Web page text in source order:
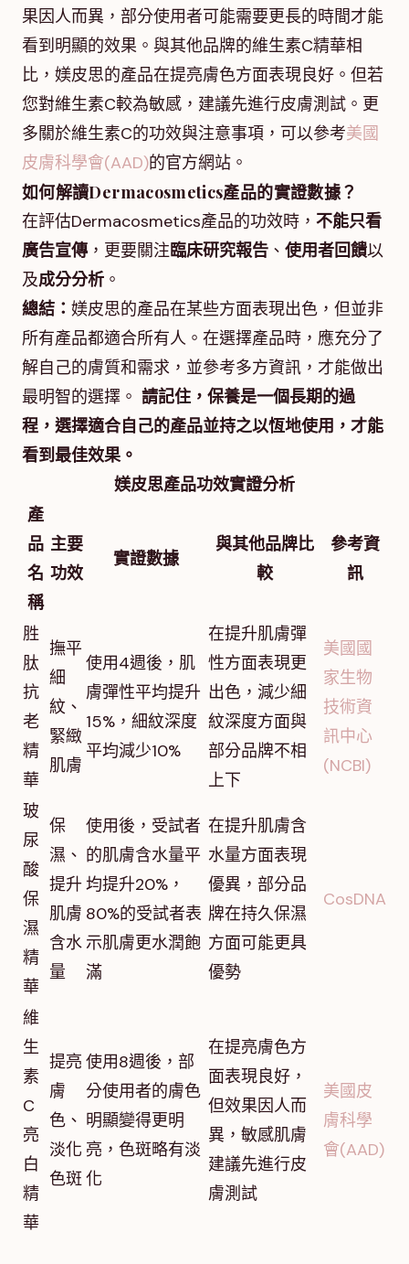
果因人而異，部分使用者可能需要更長的時間才能
看到明顯的效果。與其他品牌的維生素C精華相
比，媄皮思的產品在提亮膚色方面表現良好。但若
您對維生素C較為敏感，建議先進行皮膚測試。更
多關於維生素C的功效與注意事項，可以參考美國
皮膚科學會(AAD)的官方網站。
如何解讀Dermacosmetics產品的實證數據？
在評估Dermacosmetics產品的功效時， 不能只看
廣告宣傳 ，更要關注臨床研究報告 、 使用者回饋以
及成分分析 。
總結： 媄皮思的產品在某些方面表現出色，但並非
所有產品都適合所有人。在選擇產品時，應充分了
解自己的膚質和需求，並參考多方資訊，才能做出
最明智的選擇。 請記住，保養是一個長期的過
程，選擇適合自己的產品並持之以恆地使用，才能
看到最佳效果。
媄皮思產品功效實證分析
產
品
名
稱
主要
功效
實證數據
與其他品牌比
較
參考資
訊
胜
肽
抗
老
精
華
撫平
細
紋、
緊緻
肌膚
使用4週後，肌
膚彈性平均提升
15%，細紋深度
平均減少10%
在提升肌膚彈
性方面表現更
出色，減少細
紋深度方面與
部分品牌不相
上下
美國國
家生物
技術資
訊中心
(NCBI)
玻
尿
酸
保
濕
精
華
保
濕、
提升
肌膚
含水
量
使用後，受試者
的肌膚含水量平
均提升20%，
80%的受試者表
示肌膚更水潤飽
滿
在提升肌膚含
水量方面表現
優異，部分品
牌在持久保濕
方面可能更具
優勢
CosDNA
維
生
素
C
亮
白
精
華
提亮
膚
色、
淡化
色斑
使用8週後，部
分使用者的膚色
明顯變得更明
亮，色斑略有淡
化
在提亮膚色方
面表現良好，
但效果因人而
異，敏感肌膚
建議先進行皮
膚測試
美國皮
膚科學
會(AAD)